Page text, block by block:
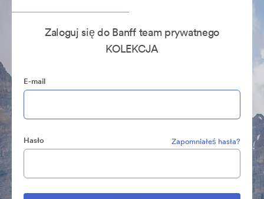
Zaloguj się do Banff team prywatnego
KOLEKCJA
E-mail
Hasło Zapomniałeś hasła?